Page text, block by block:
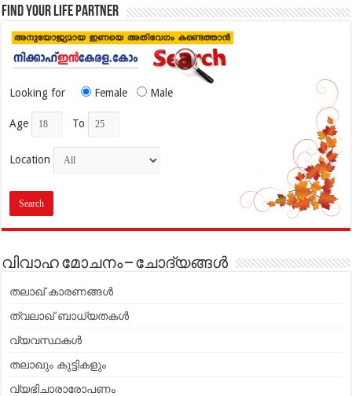
Find your life partner
Looking for Female Male
Age To
Location
വിവാഹ മോചനം – ചോദ്യങ്ങൾ
തലാഖ് കാരണങ്ങൾ
ത്വലാഖ് ബാധ്യതകള്‍
വ്യവസ്ഥകൾ
തലാഖും കുട്ടികളും
വ്യഭിചാരാരോപണം